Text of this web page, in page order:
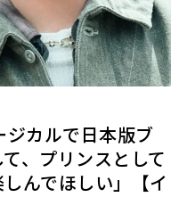
ジカルで日本版ブ
、プリンスとして
んでほしい」【イ